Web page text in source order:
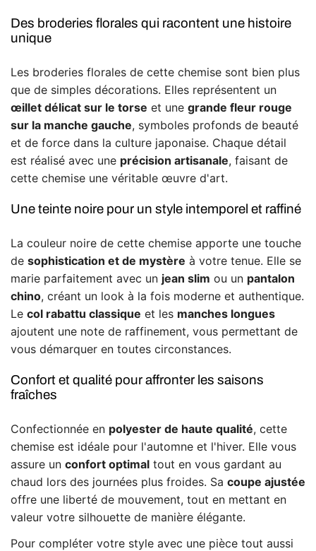
Des broderies florales qui racontent une histoire
unique
Les broderies florales de cette chemise sont bien plus
que de simples décorations. Elles représentent un
œillet délicat sur le torse et une grande fleur rouge
sur la manche gauche, symboles profonds de beauté
et de force dans la culture japonaise. Chaque détail
est réalisé avec une précision artisanale, faisant de
cette chemise une véritable œuvre d'art.
Une teinte noire pour un style intemporel et raffiné
La couleur noire de cette chemise apporte une touche
de sophistication et de mystère à votre tenue. Elle se
marie parfaitement avec un jean slim ou un pantalon
chino, créant un look à la fois moderne et authentique.
Le col rabattu classique et les manches longues
ajoutent une note de raffinement, vous permettant de
vous démarquer en toutes circonstances.
Confort et qualité pour affronter les saisons
fraîches
Confectionnée en polyester de haute qualité, cette
chemise est idéale pour l'automne et l'hiver. Elle vous
assure un confort optimal tout en vous gardant au
chaud lors des journées plus froides. Sa coupe ajustée
offre une liberté de mouvement, tout en mettant en
valeur votre silhouette de manière élégante.
Pour compléter votre style avec une pièce tout aussi